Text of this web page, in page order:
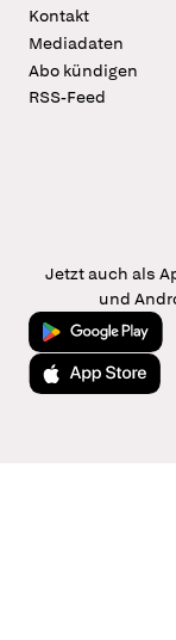
Kontakt
Mediadaten
Abo kündigen
RSS-Feed
Jetzt auch als
und
Jetzt bei Google
Laden im App